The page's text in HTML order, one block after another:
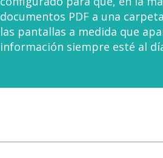
documentos PDF a una
las pantallas a medida que
información siempre esté al